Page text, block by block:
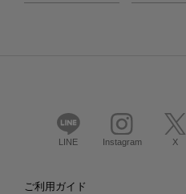
LINE Instagram X
ご利用ガイド